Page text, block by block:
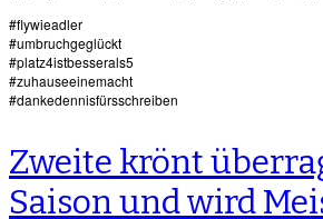
#flywieadler
#umbruchgeglückt
#platz4istbesserals5
#zuhauseeinemacht
#dankedennisfürsschreiben
Zweite krönt
Saison und wird